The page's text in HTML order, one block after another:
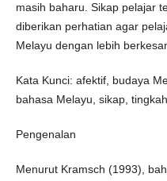
masih baharu. Sikap pelajar
diberikan perhatian agar
Melayu dengan lebih
Kata Kunci: afektif, budaya
bahasa Melayu, sikap,
Pengenalan
Menurut Kramsch (1993),